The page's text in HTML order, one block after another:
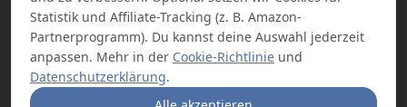
Über uns
Statistik und Affiliate-Tracking (z. B. Amazon-
Partnerprogramm). Du kannst deine Auswahl jederzeit
anpassen. Mehr in der Cookie-Richtlinie und
Datenschutzerklärung.